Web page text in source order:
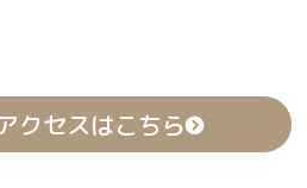
クセスはこちら